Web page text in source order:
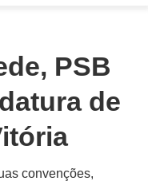
PSB
de
convenções,